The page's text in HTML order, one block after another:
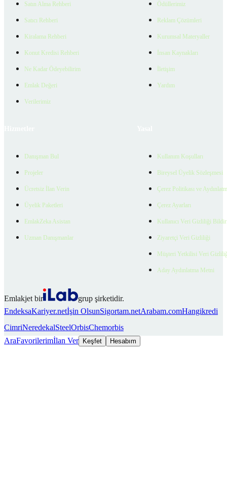
Satın Alma Rehberi
Satıcı Rehberi
Kiralama Rehberi
Konut Kredisi Rehberi
Ne Kadar Ödeyebilirim
Emlak Değeri
Verilerimiz
Ödüllerimiz
Reklam Çözümleri
Kurumsal Materyaller
İnsan Kaynakları
İletişim
Yardım
Danışman Bul
Projeler
Ücretsiz İlan Verin
Üyelik Paketleri
EmlakZeka Asistan
Uzman Danışmanlar
Kullanım Koşulları
Bireysel Üyelik Sözleşmesi
Çerez Politikası ve
Çerez Ayarları
Kullanıcı Veri Gizliliği
Ziyaretçi Veri Gizliliği
Müşteri Yetkilisi Veri
Aday Aydınlatma Metni
Emlakjet bir
grup şirketidir.
EndeksaKariyer.netİşin OlsunSigortam.netArabam.comHangikredi
CimriNeredekalSteelOrbisChemorbis
AraFavorilerimİlan Ver Keşfet Hesabım